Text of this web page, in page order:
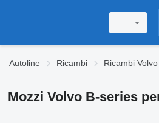
Autoline Ricambi Ricambi
Mozzi Volvo B-series